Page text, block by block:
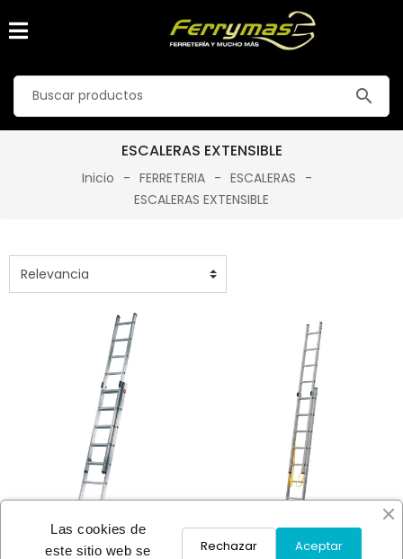
search
ESCALERAS EXTENSIBLE
Inicio FERRETERIA
ESCALERAS
ESCALERAS EXTENSIBLE
Las cookies de
este sitio web se
Aceptar
Rechazar